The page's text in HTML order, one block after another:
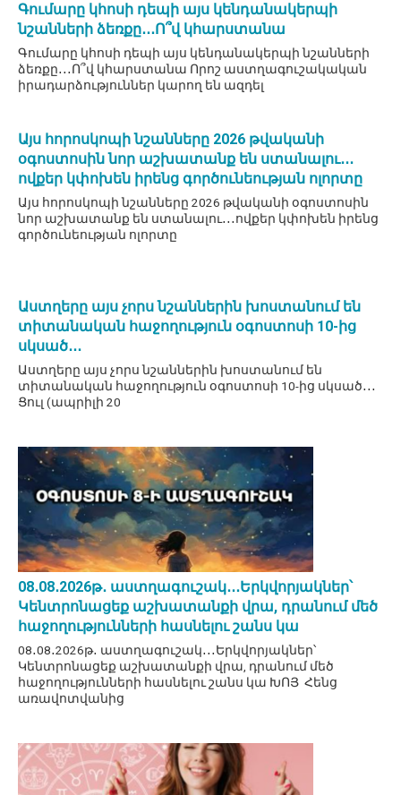
Գումարը կհոսի դեպի այս կենդանակերպի
նշանների ձեռքը․․․Ո՞վ կհարստանա
Գումարը կհոսի դեպի այս կենդանակերպի նշանների
ձեռքը․․․Ո՞վ կհարստանա Որոշ աստղագուշակական
իրադարձություններ կարող են ազդել
Այս հորոսկոպի նշանները 2026 թվականի
օգոստոսին նոր աշխատանք են ստանալու․․․
ովքեր կփոխեն իրենց գործունեության ոլորտը
Այս հորոսկոպի նշանները 2026 թվականի օգոստոսին
նոր աշխատանք են ստանալու․․․ովքեր կփոխեն իրենց
գործունեության ոլորտը
Աստղերը այս չորս նշաններին խոստանում են
տիտանական հաջողություն օգոստոսի 10-ից
սկսած․․․
Աստղերը այս չորս նշաններին խոստանում են
տիտանական հաջողություն օգոստոսի 10-ից սկսած․․․
Ցուլ (ապրիլի 20
08․08․2026թ․ աստղագուշակ․․․Երկվորյակներ՝
Կենտրոնացեք աշխատանքի վրա, դրանում մեծ
հաջողությունների հասնելու շանս կա
08․08․2026թ․ աստղագուշակ․․․Երկվորյակներ՝
Կենտրոնացեք աշխատանքի վրա, դրանում մեծ
հաջողությունների հասնելու շանս կա ԽՈՅ Հենց
առավոտվանից